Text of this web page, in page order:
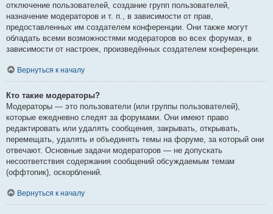
отключение пользователей, создание групп пользователей,
назначение модераторов и т. п., в зависимости от прав,
предоставленных им создателем конференции. Они также могут
обладать всеми возможностями модераторов во всех форумах, в
зависимости от настроек, произведённых создателем конференции.
Вернуться к началу
Кто такие модераторы?
Модераторы — это пользователи (или группы пользователей),
которые ежедневно следят за форумами. Они имеют право
редактировать или удалять сообщения, закрывать, открывать,
перемещать, удалять и объединять темы на форуме, за который они
отвечают. Основные задачи модераторов — не допускать
несоответствия содержания сообщений обсуждаемым темам
(оффтопик), оскорблений.
Вернуться к началу